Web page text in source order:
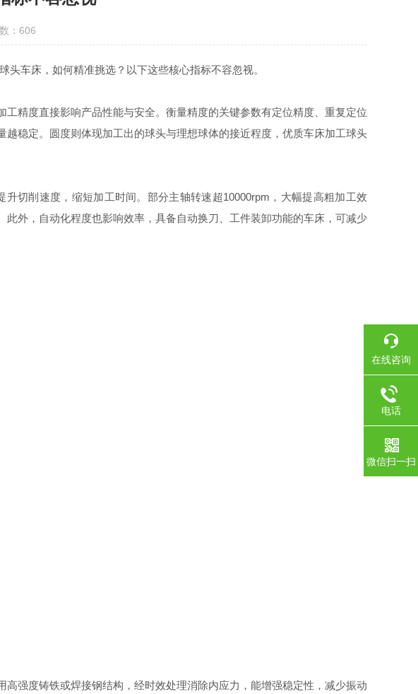
：606
车床，如何精准挑选？以下这些核心指标不容忽视。
精度直接影响产品性能与安全。衡量精度的关键参数有定位精度、重复定位
稳定。圆度则体现加工出的球头与理想球体的接近程度，优质车床加工球头
削速度，缩短加工时间。部分主轴转速超10000rpm，大幅提高粗加工效
外，自动化程度也影响效率，具备自动换刀、工件装卸功能的车床，可减少
强度铸铁或焊接钢结构，经时效处理消除内应力，能增强稳定性，减少振动
在线咨询
电话
微信扫一扫